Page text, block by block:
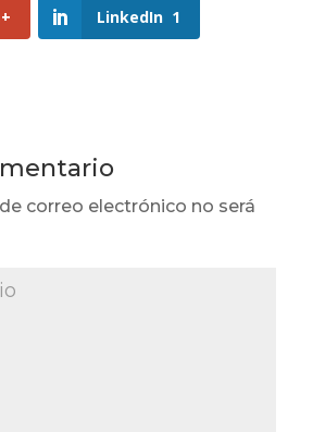
LinkedIn 1
correo electrónico no será